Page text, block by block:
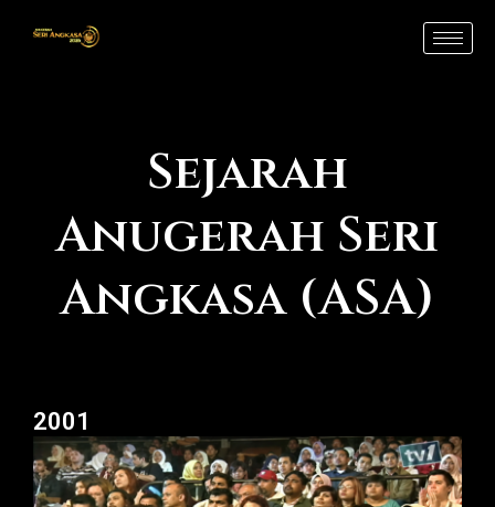
Sejarah
Anugerah Seri
Angkasa (ASA)
2001